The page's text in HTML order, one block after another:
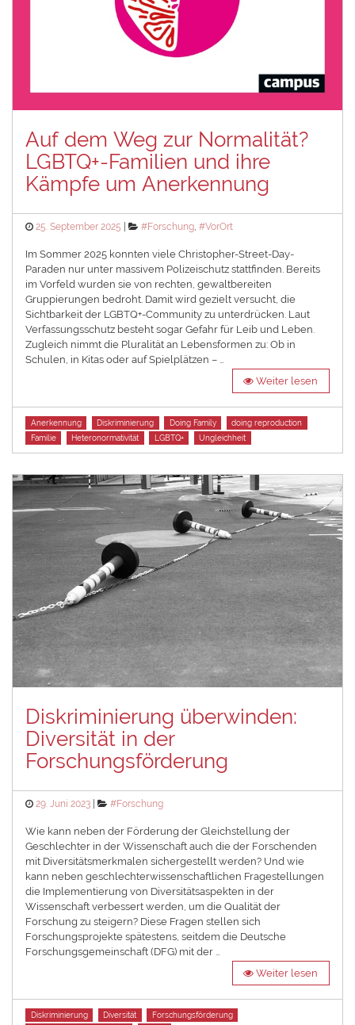
Auf dem Weg zur Normalität?
LGBTQ+-Familien und ihre
Kämpfe um Anerkennung
Posted
25. September 2025 Categories
#Forschung ,#VorOrt
Im Sommer 2025 konnten viele Christopher-Street-Day-
Paraden nur unter massivem Polizeischutz stattfinden. Bereits
im Vorfeld wurden sie von rechten, gewaltbereiten
Gruppierungen bedroht. Damit wird gezielt versucht, die
Sichtbarkeit der LGBTQ+-Community zu unterdrücken. Laut
Verfassungsschutz besteht sogar Gefahr für Leib und Leben.
Zugleich nimmt die Pluralität an Lebensformen zu: Ob in
Schulen, in Kitas oder auf Spielplätzen – …
Weiter lesen
Tags
Anerkennung Diskriminierung Doing Family
doing reproduction
Familie
Heteronormativität LGBTQ+ Ungleichheit
Diskriminierung überwinden:
Diversität in der
Forschungsförderung
Posted
29. Juni 2023 Categories
#Forschung
Wie kann neben der Förderung der Gleichstellung der
Geschlechter in der Wissenschaft auch die der Forschenden
mit Diversitätsmerkmalen sichergestellt werden? Und wie
kann neben geschlechterwissenschaftlichen Fragestellungen
die Implementierung von Diversitätsaspekten in der
Wissenschaft verbessert werden, um die Qualität der
Forschung zu steigern? Diese Fragen stellen sich
Forschungsprojekte spätestens, seitdem die Deutsche
Forschungsgemeinschaft (DFG) mit der …
Weiter lesen
Tags
Diskriminierung Diversität
Forschungsförderung